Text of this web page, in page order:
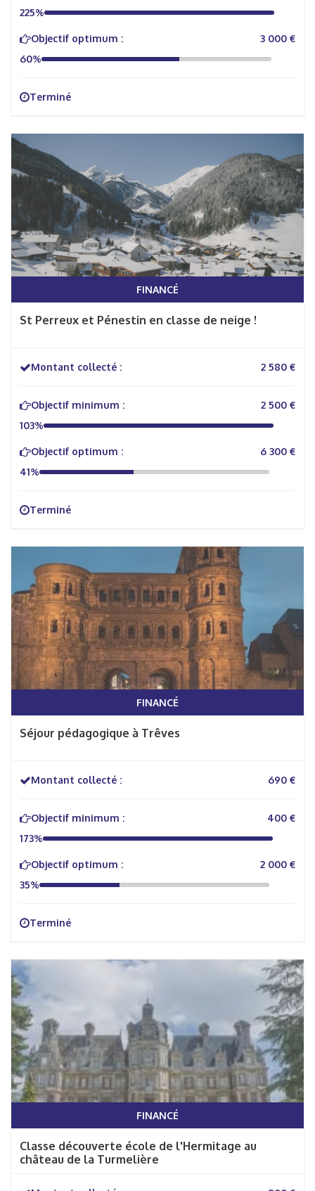
225%
Objectif optimum :
3 000 €
60%
Terminé
FINANCÉ
St Perreux et Pénestin en classe de neige !
Montant collecté : 2 580 €
Objectif minimum :
2 500 €
103%
Objectif optimum :
6 300 €
41%
Terminé
FINANCÉ
Séjour pédagogique à Trêves
Montant collecté : 690 €
Objectif minimum :
400 €
173%
Objectif optimum :
2 000 €
35%
Terminé
FINANCÉ
Classe découverte école de l'Hermitage au
château de la Turmelière